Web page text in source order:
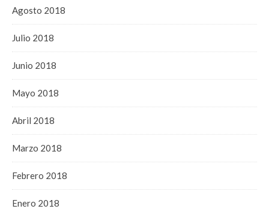
Agosto 2018
Julio 2018
Junio 2018
Mayo 2018
Abril 2018
Marzo 2018
Febrero 2018
Enero 2018